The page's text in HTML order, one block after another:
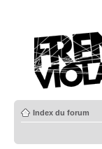
Index du forum